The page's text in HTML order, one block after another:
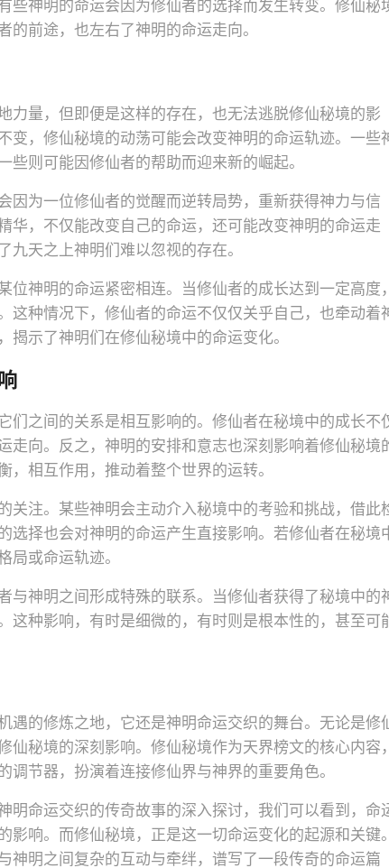
些神明的命运会因为修仙者的选择而发生转变。修仙秘
前途，也左右了神明的命运走向。
力量，但即便是这样的存在，也无法逃脱修仙秘境的影
变，修仙秘境的动荡可能会改变神明的命运轨迹。一些
则可能因修仙者的帮助而迎来新的崛起。
因为一位修仙者的觉醒而逆转局势，重新获得神力与信
华，不仅能改变自己的命运，还可能改变神明的命运走
天之上神明们难以忽视的存在。
神明的命运紧密相连。当修仙者的成长达到一定高度，
这种情况下，修仙者的命运不仅仅关乎自己，也牵动着
示了神明们在修仙秘境中的命运变化。
们之间的关系是相互影响的。修仙者在秘境中的成长不
走向。反之，神明的安排和意志也深刻影响着修仙秘境
相互作用，推动着整个世界的运转。
关注。某些神明会主动介入秘境中的考验和挑战，借此
选择也会对神明的命运产生直接影响。若修仙者在秘境
或命运轨迹。
与神明之间形成特殊的联系。当修仙者获得了秘境中的
这种影响，有时是细微的，有时则是根本性的，甚至可
遇的修炼之地，它还是神明命运交织的舞台。无论是修
秘境的深刻影响。修仙秘境作为天界榜文的核心内容，
节器，扮演着连接修仙界与神界的重要角色。
明命运交织的传奇故事的深入探讨，我们可以看到，命
响。而修仙秘境，正是这一切命运变化的起源和关键。
神明之间复杂的互动与牵绊，谱写了一段传奇的命运篇